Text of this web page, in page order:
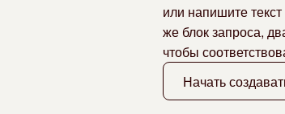
или напишите
же блок запроса,
чтобы
Начать